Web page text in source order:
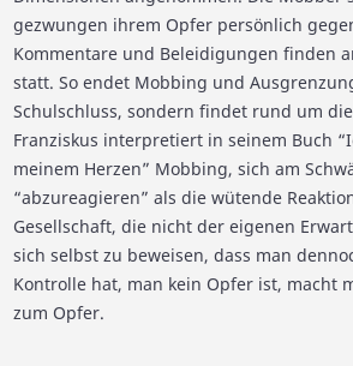
gezwungen ihrem Opfer persönlich
Kommentare und Beleidigungen finden
statt. So endet Mobbing und
Schulschluss, sondern findet rund um
Franziskus interpretiert in seinem Buch
meinem Herzen” Mobbing, sich am
“abzureagieren” als die wütende
Gesellschaft, die nicht der eigenen
sich selbst zu beweisen, dass man
Kontrolle hat, man kein Opfer ist, macht
zum Opfer.